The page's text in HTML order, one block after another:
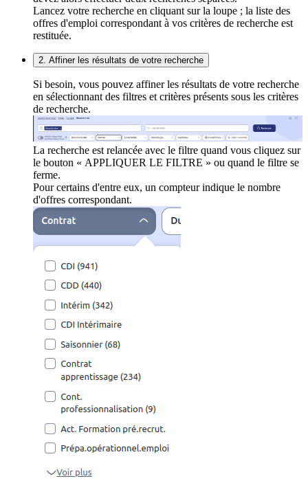
Lancez votre recherche en cliquant sur la loupe ; la liste des
offres d'emploi correspondant à vos critères de recherche est
restituée.
2. Affiner les résultats de votre recherche
Si besoin, vous pouvez affiner les résultats de votre recherche
en sélectionnant des filtres et critères présents sous les critères
de recherche.
La recherche est relancée avec le filtre quand vous cliquez sur
le bouton « APPLIQUER LE FILTRE » ou quand le filtre se
ferme.
Pour certains d'entre eux, un compteur indique le nombre
d'offres correspondant.